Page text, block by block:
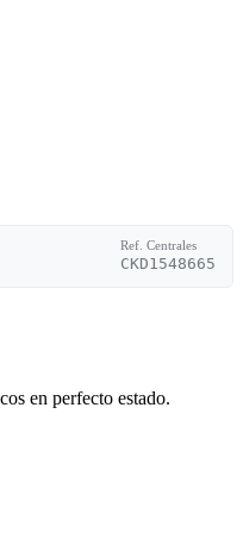
Ref. Centrales
CKD1548665
en perfecto estado.